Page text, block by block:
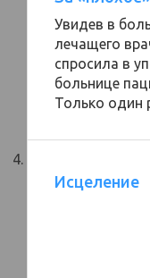
Увидев в
лечащего
спросила в
больнице
Только один
Исцеление